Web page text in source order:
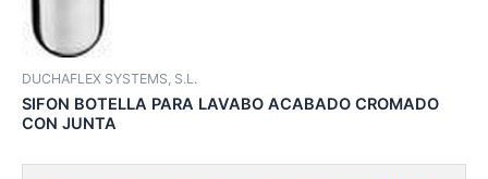
DUCHAFLEX SYSTEMS, S.L.
SIFON BOTELLA PARA LAVABO ACABADO CROMADO
CON JUNTA